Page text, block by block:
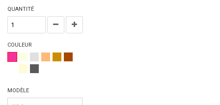
QUANTITÉ
COULEUR
MODÈLE